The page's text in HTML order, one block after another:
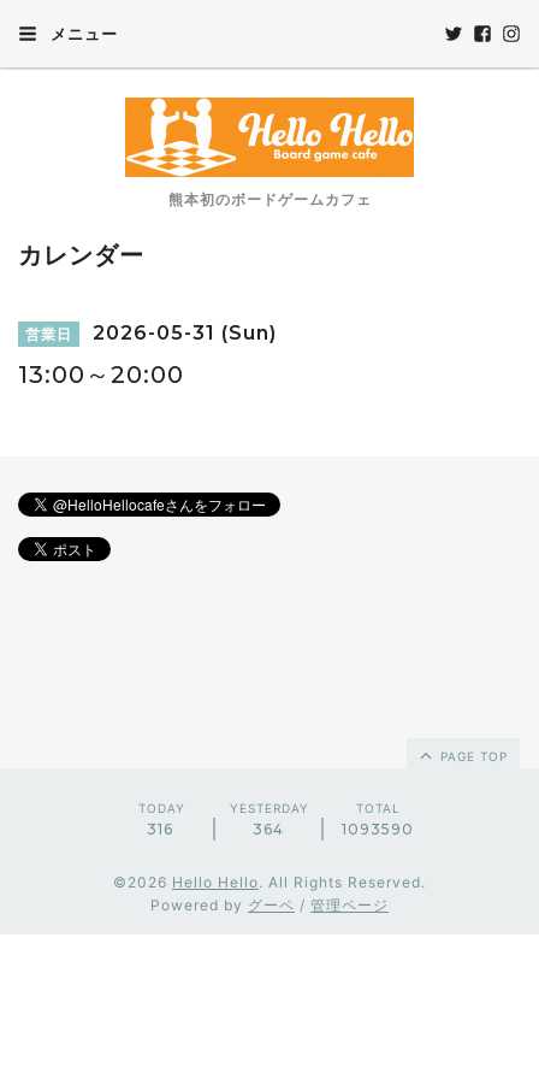
メニュー
熊本初のボードゲームカフェ
カレンダー
営業日 2026-05-31 (Sun)
13:00～20:00
PAGE TOP
TODAY
316
YESTERDAY
364
TOTAL
1093590
©2026 Hello Hello. All Rights Reserved.
Powered by グーペ / 管理ページ